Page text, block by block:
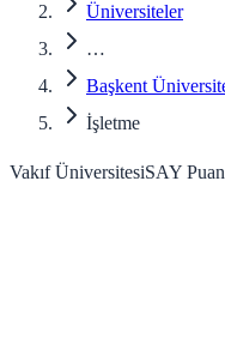
Üniversiteler
…
Başkent
İşletme
Vakıf ÜniversitesiSAY